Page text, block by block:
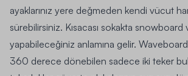
ayaklarınız yere değmeden kendi vücut
sürebilirsiniz. Kısacası sokakta
yapabileceğiniz anlamına gelir.
360 ​​derece dönebilen sadece iki teker